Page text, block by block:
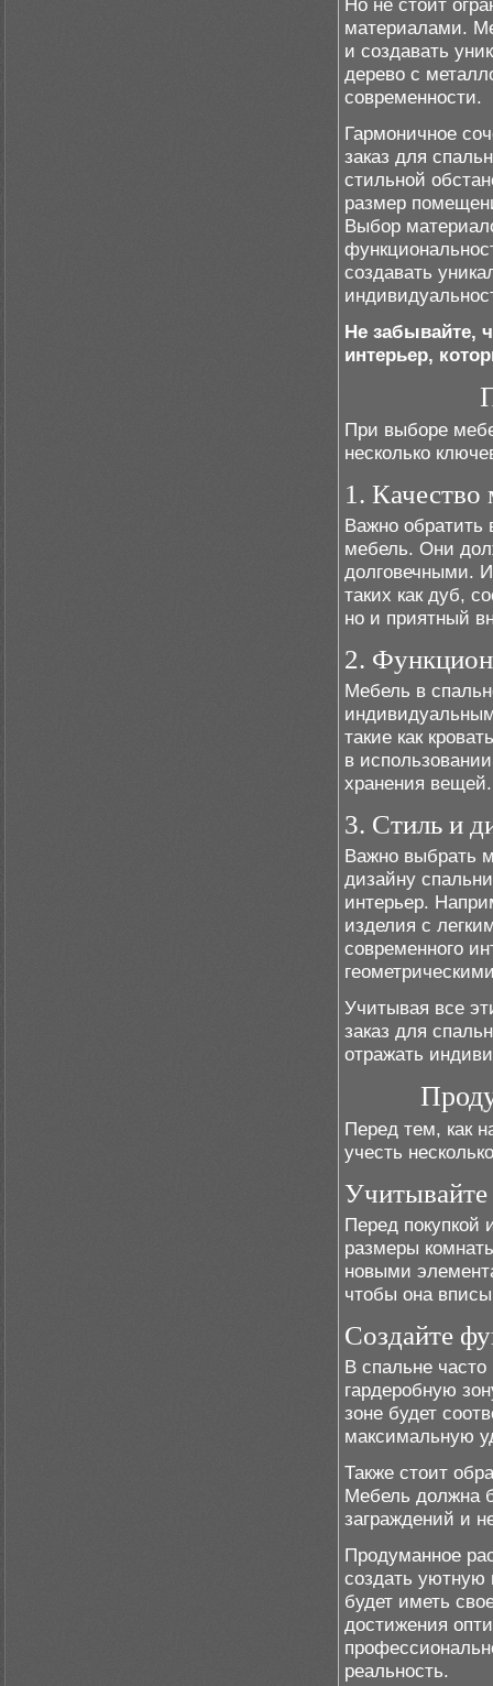
Но не стоит
материалами.
и создавать
дерево с
современности.
Гармоничное
заказ для
стильной
размер
Выбор
создавать
Не забывайте,
интерьер,
При выборе
несколько
1. Качество
Важно обратить
мебель. Они
долговечными.
таких как дуб,
но и приятный
2.
Мебель в
такие как
в
хранения вещей.
3. Стиль и
Важно выбрать
дизайну
интерьер.
изделия с
современного
Учитывая все
заказ для
отражать
Перед тем, как
учесть
Перед покупкой
размеры
новыми
чтобы она
Создайте
В спальне
гардеробную
зоне будет
максимальную
Также стоит
Мебель должна
заграждений и
Продуманное
создать уютную
будет иметь
достижения
реальность.